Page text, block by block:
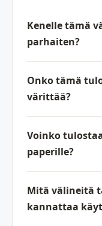
Kenelle tämä
parhaiten?
Onko tämä
värittää?
Voinko
paperille?
Mitä välineitä
kannattaa